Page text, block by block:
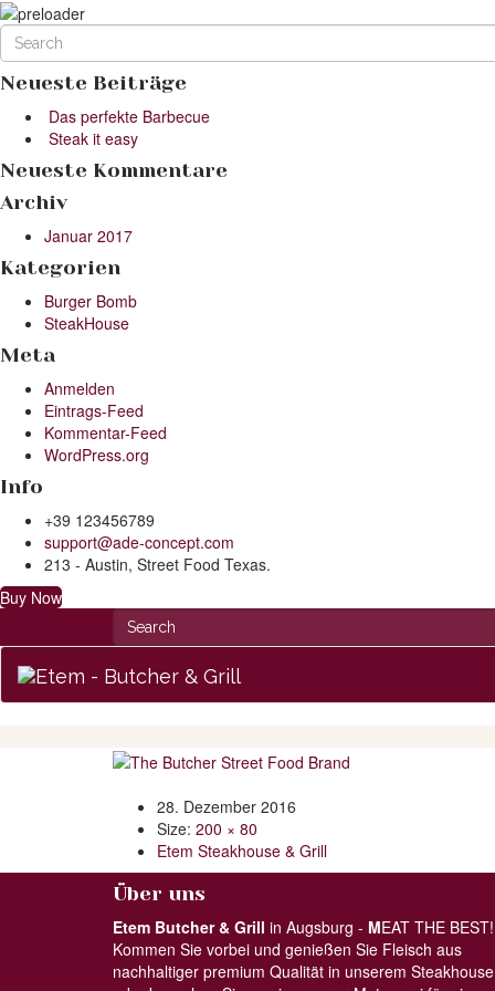
Neueste Beiträge
Das perfekte Barbecue
Steak it easy
Neueste Kommentare
Archiv
Januar 2017
Kategorien
Burger Bomb
SteakHouse
Meta
Anmelden
Eintrags-Feed
Kommentar-Feed
WordPress.org
Info
+39 123456789
support@ade-concept.com
213 - Austin, Street Food Texas.
Buy Now
28. Dezember 2016
Size: 200 × 80
Etem Steakhouse & Grill
Über uns
Etem Butcher & Grill in Augsburg - MEAT THE BEST!
Kommen Sie vorbei und genießen Sie Fleisch aus
nachhaltiger premium Qualität in unserem Steakhouse